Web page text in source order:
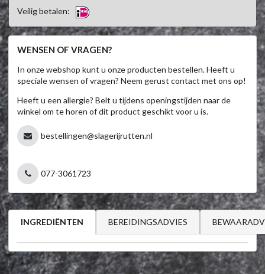
Veilig betalen:
WENSEN OF VRAGEN?
In onze webshop kunt u onze producten bestellen. Heeft u
speciale wensen of vragen? Neem gerust contact met ons op!
Heeft u een allergie? Belt u tijdens openingstijden naar de
winkel om te horen of dit product geschikt voor u is.
bestellingen@slagerijrutten.nl
077-3061723
INGREDIËNTEN BEREIDINGSADVIES